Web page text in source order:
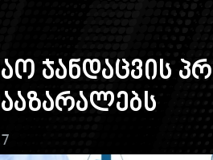
ჯანდაცვის